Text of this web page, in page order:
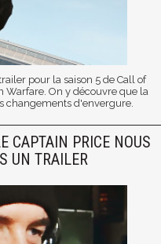
pour la saison 5 de Call of
Warfare. On y découvre que la
changements d'envergure.
CAPTAIN PRICE NOUS
UN TRAILER